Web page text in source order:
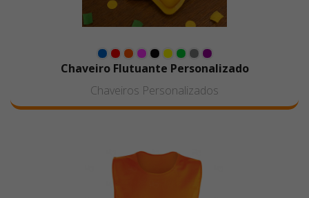
Chaveiro Flutuante Personalizado
Chaveiros Personalizados